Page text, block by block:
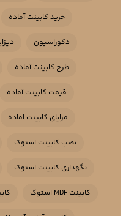
خرید کابینت آماده
دکوراسیون
طرح کابینت آماده
قیمت کابینت آماده
مزایای کابینت اماده
نصب کابینت استوک
نگهداری کابینت استوک
کابینت MDF استوک